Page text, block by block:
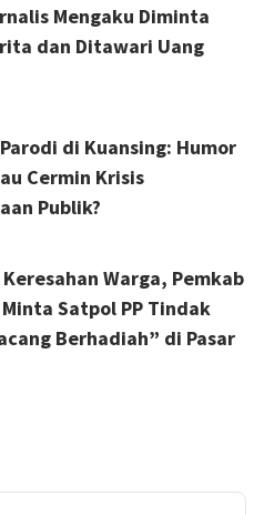
Mengaku Diminta
dan Ditawari Uang
di Kuansing: Humor
Cermin Krisis
Publik?
Warga, Pemkab
Satpol PP Tindak
Berhadiah” di Pasar